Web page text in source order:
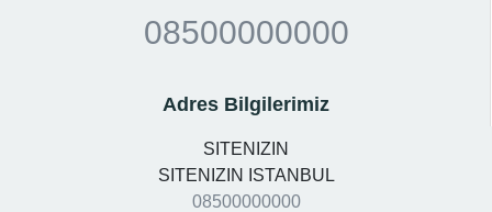
08500000000
Adres Bilgilerimiz
SITENIZIN
SITENIZIN ISTANBUL
08500000000